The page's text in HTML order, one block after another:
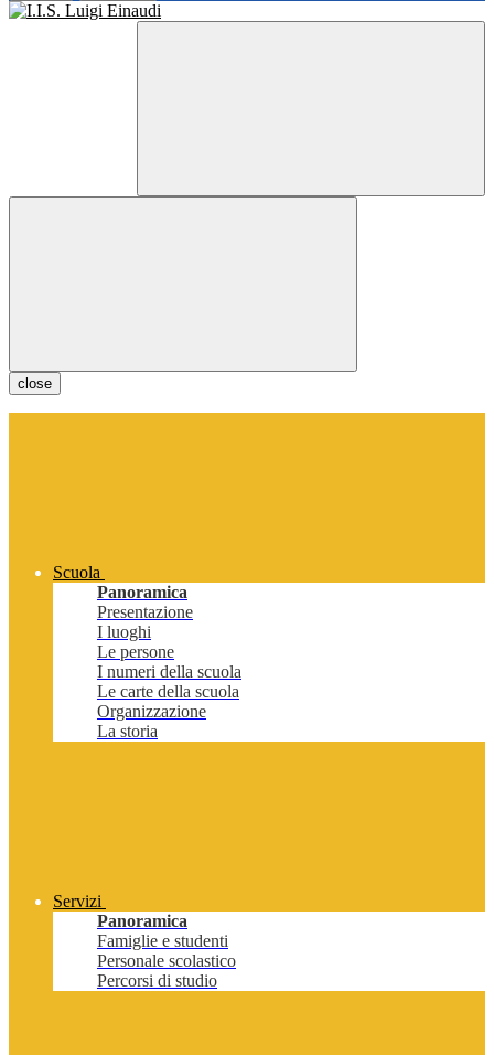
close
Scuola
Panoramica
Presentazione
I luoghi
Le persone
I numeri della scuola
Le carte della scuola
Organizzazione
La storia
Servizi
Panoramica
Famiglie e studenti
Personale scolastico
Percorsi di studio